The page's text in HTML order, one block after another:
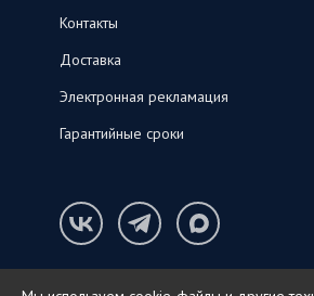
Контакты
Доставка
Электронная рекламация
Гарантийные сроки